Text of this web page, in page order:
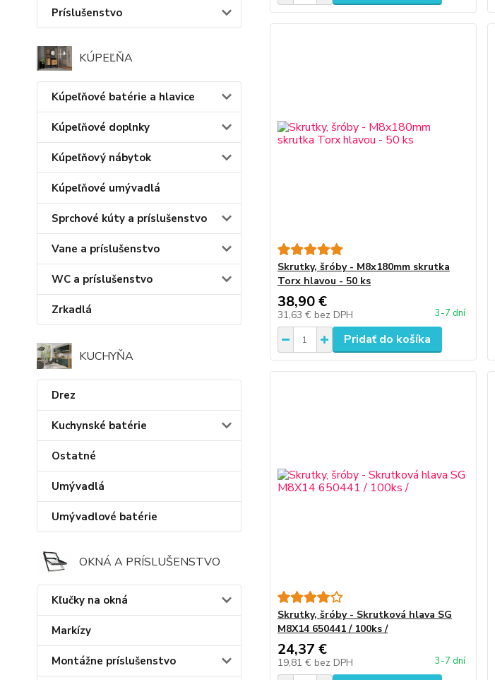
Príslušenstvo
KÚPEĽŇA
Kúpeľňové batérie a hlavice
Kúpeľňové doplnky
Kúpeľňový nábytok
Kúpeľňové umývadlá
Sprchové kúty a príslušenstvo
Vane a príslušenstvo
WC a príslušenstvo
Zrkadlá
KUCHYŇA
Drez
Kuchynské batérie
Ostatné
Umývadlá
Umývadlové batérie
OKNÁ A PRÍSLUŠENSTVO
Kľučky na okná
Markízy
Montážne príslušenstvo
Skrutky, šróby - M8x180mm skrutka
Torx hlavou - 50 ks
38,90 €
31,63 € bez DPH 3-7 dní
Pridať do košíka
Skrutky, šróby - Skrutková hlava SG
M8X14 650441 / 100ks /
24,37 €
19,81 € bez DPH 3-7 dní